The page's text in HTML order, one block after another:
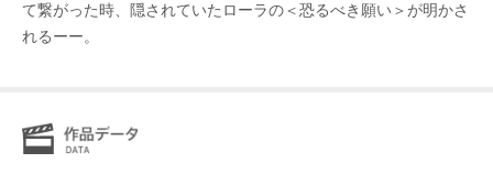
て繋がった時、隠されていたローラの＜恐るべき願い＞が明かさ
れるーー。